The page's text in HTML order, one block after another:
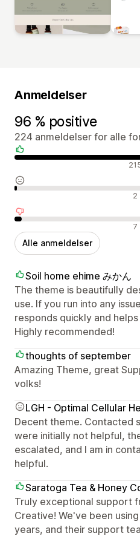
Anmeldelser
96 % positive
224 anmeldelser for alle
Positive anmeldelser
Neutrale anmeldelser 2
Negative anmeldelser 7
Alle anmeldelser
Soil home ehime みかん
The theme is beautifully
use. If you run into any
responds quickly and
Highly recommended!
thoughts of september
Amazing Theme, great
volks!
LGH - Optimal Cellular
Decent theme. Contacted
were initially not helpful,
escalated, and I am in
helpful.
Saratoga Tea & Honey
Truly exceptional support
Creative! We've been
years, and their support